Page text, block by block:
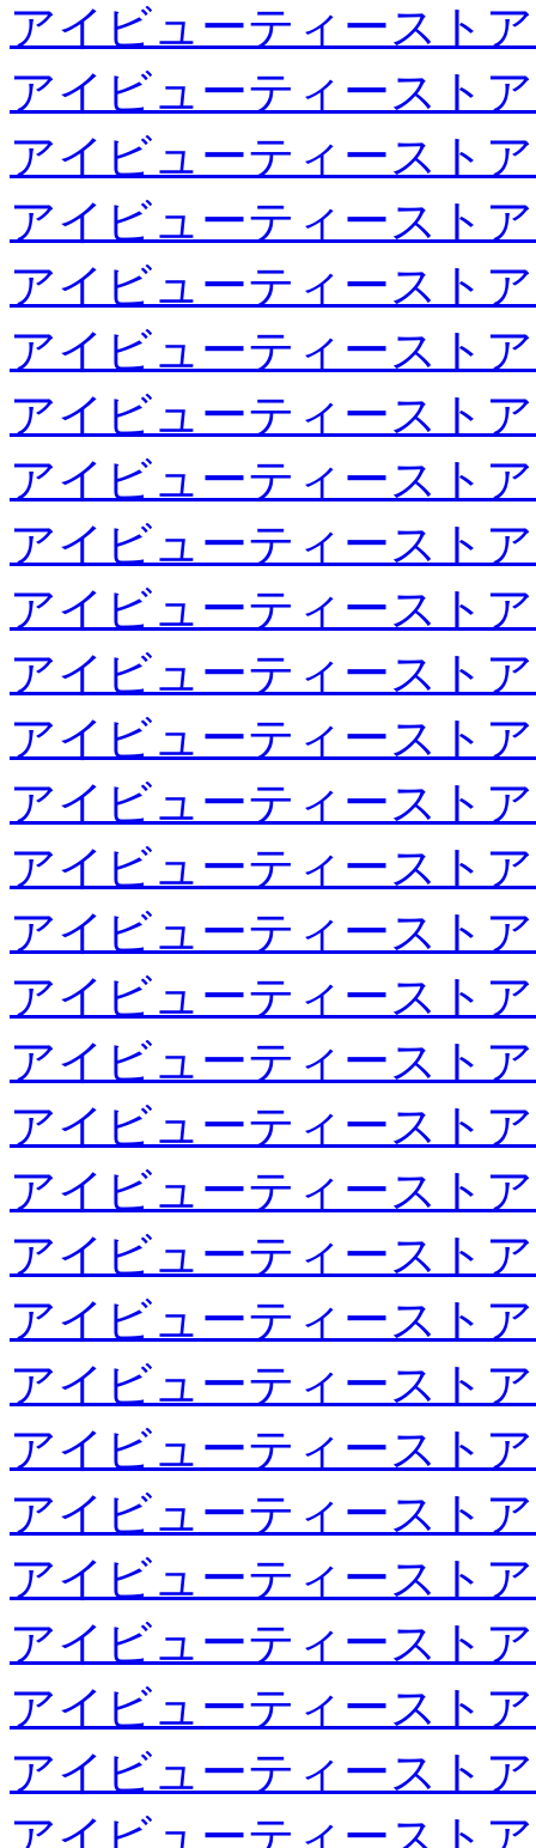
アイビューティースト
アイビューティースト
アイビューティースト
アイビューティースト
アイビューティースト
アイビューティースト
アイビューティースト
アイビューティースト
アイビューティースト
アイビューティースト
アイビューティースト
アイビューティースト
アイビューティースト
アイビューティースト
アイビューティースト
アイビューティースト
アイビューティースト
アイビューティースト
アイビューティースト
アイビューティースト
アイビューティースト
アイビューティースト
アイビューティースト
アイビューティースト
アイビューティースト
アイビューティースト
アイビューティースト
アイビューティースト
アイビューティースト